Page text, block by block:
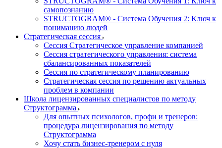
самопознанию
STRUCTOGRAM® - Система Обучения 2: Ключ к
пониманию людей
Стратегическая сессия
Сессия Стратегическое управление компанией
Сессия стратегического управления: система
сбалансированных показателей
Сессия по стратегическому планированию
Стратегическая сессия по решению актуальных
проблем в компании
Школа лицензированных специалистов по методу
Структограмма
Для опытных психологов, профи и тренеров:
процедура лицензирования по методу
Структограмма
Хочу стать бизнес-тренером с нуля